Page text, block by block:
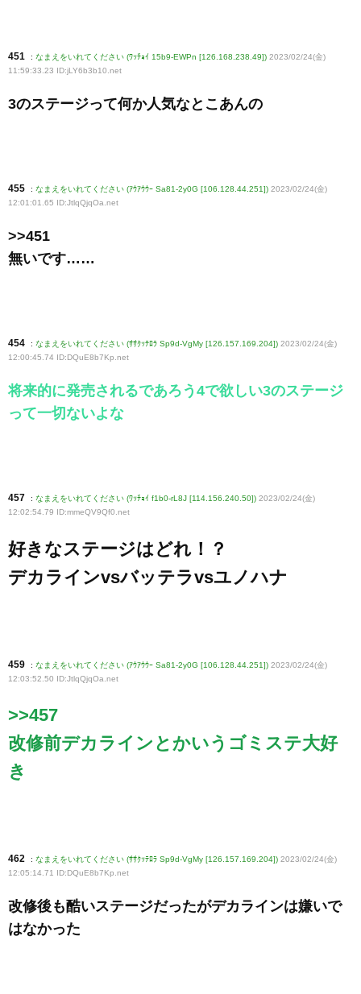
451 : なまえをいれてください (ﾜｯﾁｮｲ 15b9-EWPn [126.168.238.49]) 2023/02/24(金)
11:59:33.23 ID:jLY6b3b10 .net
3のステージって何か人気なとこあんの
455 : なまえをいれてください (ｱｳｱｳｳｰ Sa81-2y0G [106.128.44.251]) 2023/02/24(金)
12:01:01.65 ID:JtlqQjqOa .net
>>451
無いです……
454 : なまえをいれてください (ｻｻｸｯﾃﾛﾗ Sp9d-VgMy [126.157.169.204]) 2023/02/24(金)
12:00:45.74 ID:DQuE8b7Kp .net
将来的に発売されるであろう4で欲しい3のステージ
って一切ないよな
457 : なまえをいれてください (ﾜｯﾁｮｲ f1b0-rL8J [114.156.240.50]) 2023/02/24(金)
12:02:54.79 ID:mmeQV9Qf0.net
好きなステージはどれ！？
デカラインvsバッテラvsユノハナ
459 : なまえをいれてください (ｱｳｱｳｳｰ Sa81-2y0G [106.128.44.251]) 2023/02/24(金)
12:03:52.50 ID:JtlqQjqOa .net
>>457
改修前デカラインとかいうゴミステ大好
き
462 : なまえをいれてください (ｻｻｸｯﾃﾛﾗ Sp9d-VgMy [126.157.169.204]) 2023/02/24(金)
12:05:14.71 ID:DQuE8b7Kp .net
改修後も酷いステージだったがデカラインは嫌いで
はなかった